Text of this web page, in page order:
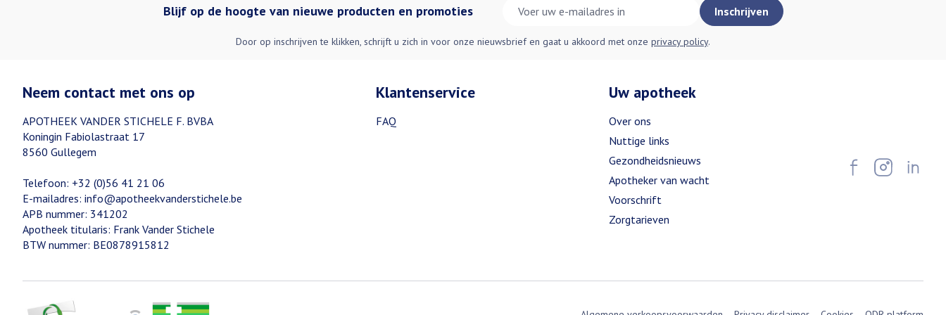
Blijf op de hoogte van nieuwe producten en promoties Inschrijven
Door op inschrijven te klikken, schrijft u zich in voor onze nieuwsbrief en gaat u akkoord met onze privacy policy.
Neem contact met ons op
APOTHEEK VANDER STICHELE F. BVBA
Koningin Fabiolastraat 17
8560 Gullegem
Telefoon: +32 (0)56 41 21 06
E-mailadres: info@apotheekvanderstichele.be
APB nummer: 341202
Apotheek titularis: Frank Vander Stichele
BTW nummer: BE0878915812
Klantenservice
FAQ
Uw apotheek
Over ons
Nuttige links
Gezondheidsnieuws
Apotheker van wacht
Voorschrift
Zorgtarieven